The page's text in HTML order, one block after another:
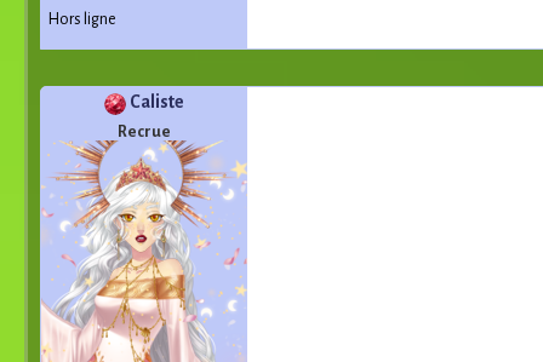
Hors ligne
Caliste
Recrue